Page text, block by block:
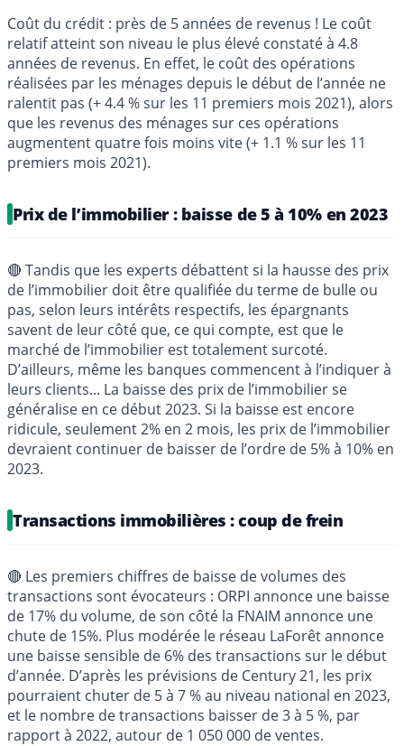
Coût du crédit : près de 5 années de revenus ! Le coût
relatif atteint son niveau le plus élevé constaté à 4.8
années de revenus. En effet, le coût des opérations
réalisées par les ménages depuis le début de l’année ne
ralentit pas (+ 4.4 % sur les 11 premiers mois 2021), alors
que les revenus des ménages sur ces opérations
augmentent quatre fois moins vite (+ 1.1 % sur les 11
premiers mois 2021).
Prix de l’immobilier : baisse de 5 à 10% en 2023
🔴 Tandis que les experts débattent si la hausse des prix
de l’immobilier doit être qualifiée du terme de bulle ou
pas, selon leurs intérêts respectifs, les épargnants
savent de leur côté que, ce qui compte, est que le
marché de l’immobilier est totalement surcoté.
D’ailleurs, même les banques commencent à l’indiquer à
leurs clients... La baisse des prix de l’immobilier se
généralise en ce début 2023. Si la baisse est encore
ridicule, seulement 2% en 2 mois, les prix de l’immobilier
devraient continuer de baisser de l’ordre de 5% à 10% en
2023.
Transactions immobilières : coup de frein
🔴 Les premiers chiffres de baisse de volumes des
transactions sont évocateurs : ORPI annonce une baisse
de 17% du volume, de son côté la FNAIM annonce une
chute de 15%. Plus modérée le réseau LaForêt annonce
une baisse sensible de 6% des transactions sur le début
d’année. D’après les prévisions de Century 21, les prix
pourraient chuter de 5 à 7 % au niveau national en 2023,
et le nombre de transactions baisser de 3 à 5 %, par
rapport à 2022, autour de 1 050 000 de ventes.